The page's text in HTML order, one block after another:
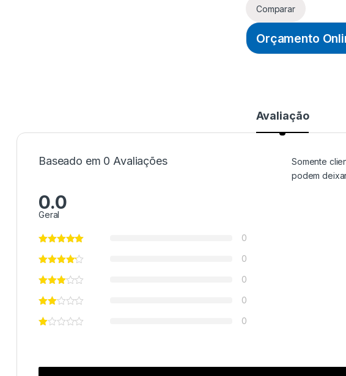
Comparar
Orçamento
Avaliação
Baseado em 0 Avaliações
0.0
Geral
0
0
0
0
0
Somente
podem